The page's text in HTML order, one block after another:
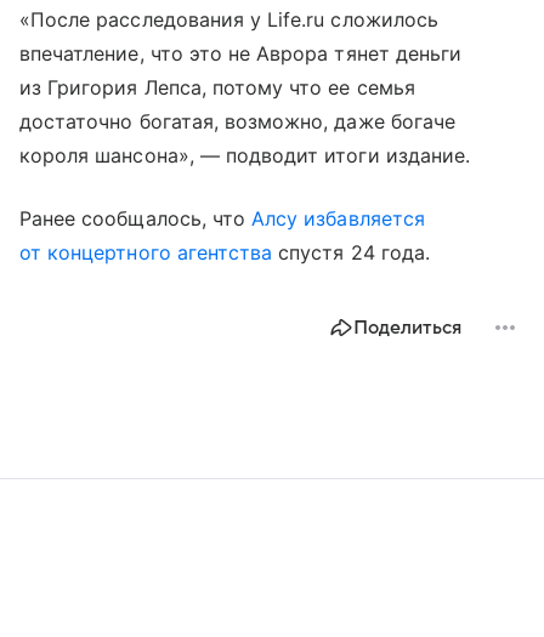
«После расследования у Life.ru сложилось
впечатление, что это не Аврора тянет деньги
из Григория Лепса, потому что ее семья
достаточно богатая, возможно, даже богаче
короля шансона», — подводит итоги издание.
Ранее сообщалось, чтоАлсу избавляется
от концертного агентства спустя 24 года.
Поделиться